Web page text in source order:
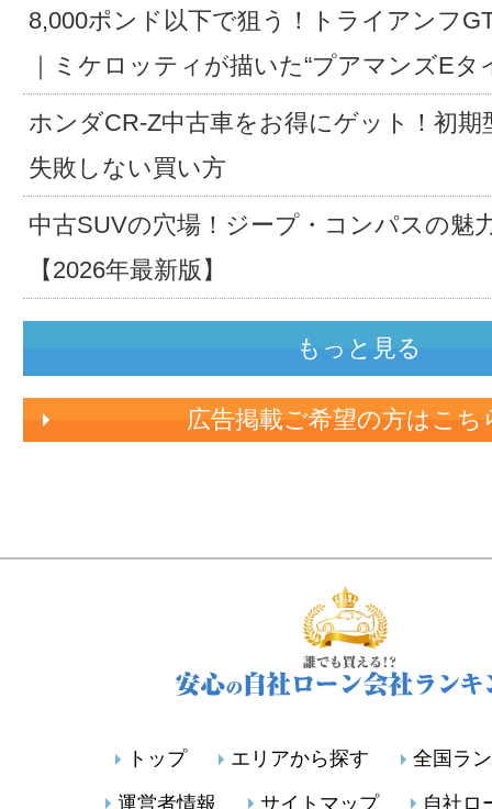
8,000ポンド以下で狙う！トライアンフ
｜ミケロッティが描いた“プアマンズEタ
ホンダCR-Z中古車をお得にゲット！初期
失敗しない買い方
中古SUVの穴場！ジープ・コンパスの魅
【2026年最新版】
もっと見る
広告掲載ご希望の方はこち
トップ エリアから探す 全国ラ
運営者情報 サイトマップ 自社ロ